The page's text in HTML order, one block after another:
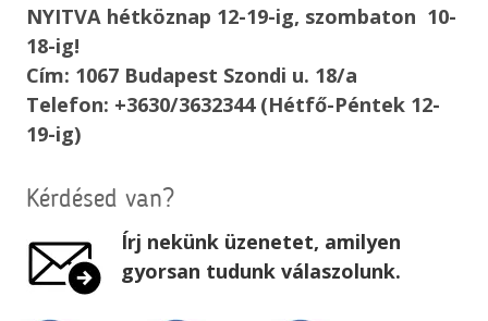
NYITVA hétköznap 12-19-ig, szombaton 10-
18-ig!
Cím: 1067 Budapest Szondi u. 18/a
Telefon: +3630/3632344 (Hétfő-Péntek 12-
19-ig)
Kérdésed van?
Írj nekünk üzenetet, amilyen
gyorsan tudunk válaszolunk.